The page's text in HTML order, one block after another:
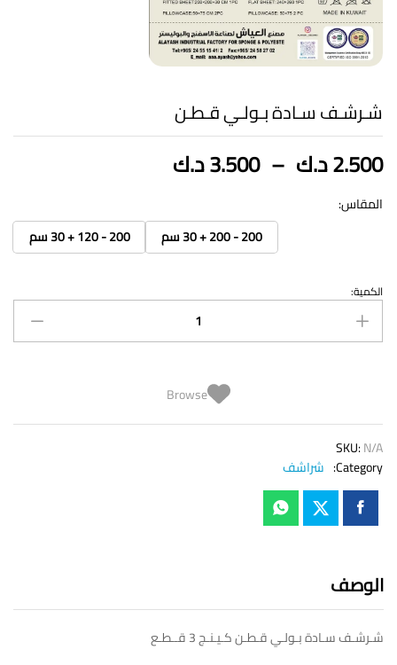
شـرشـف سـادة بـولـي قـطـن
2.500د.ك –
3.500د.ك
خلال
المقاس:
200 - 200 + 30 سم
200 - 120 + 30 سم
شـرشـف
سـادة
بـولـي
الكمية:
Browse
SKU:N/A
Category: شراشف
الوصف
شـرشـف سـادة بـولـي قـطـن كـيـنـج 3 قــطـع